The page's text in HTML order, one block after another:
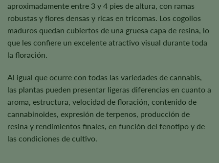
aproximadamente entre 3 y 4 pies de altura, con ramas
robustas y flores densas y ricas en tricomas. Los cogollos
maduros quedan cubiertos de una gruesa capa de resina, lo
que les confiere un excelente atractivo visual durante toda
la floración.
Al igual que ocurre con todas las variedades de cannabis,
las plantas pueden presentar ligeras diferencias en cuanto a
aroma, estructura, velocidad de floración, contenido de
cannabinoides, expresión de terpenos, producción de
resina y rendimientos finales, en función del fenotipo y de
las condiciones de cultivo.